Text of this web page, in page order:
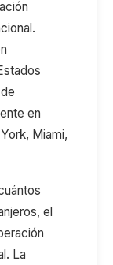
en
Miami,
el
La